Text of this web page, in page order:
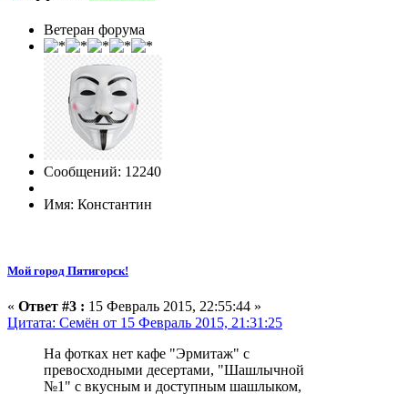
Ветеран форума
Сообщений: 12240
Имя: Константин
Мой город Пятигорск!
« Ответ #3 : 15 Февраль 2015, 22:55:44 »
Цитата: Семён от 15 Февраль 2015, 21:31:25
На фотках нет кафе "Эрмитаж" с
превосходными десертами, "Шашлычной
№1" с вкусным и доступным шашлыком,